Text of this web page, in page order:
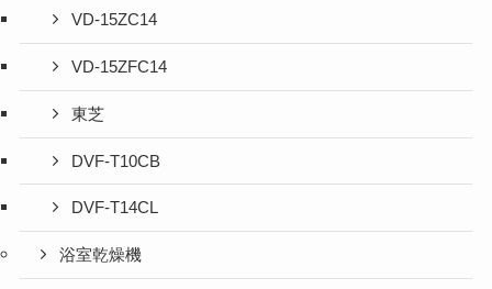
VD-15ZC14
VD-15ZFC14
東芝
DVF-T10CB
DVF-T14CL
浴室乾燥機